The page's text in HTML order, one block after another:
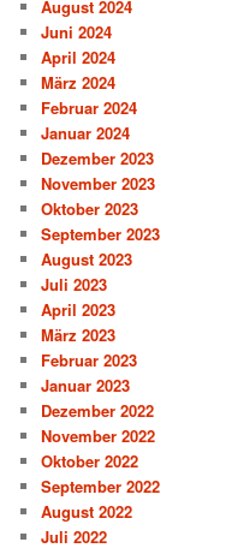
August 2024
Juni 2024
April 2024
März 2024
Februar 2024
Januar 2024
Dezember 2023
November 2023
Oktober 2023
September 2023
August 2023
Juli 2023
April 2023
März 2023
Februar 2023
Januar 2023
Dezember 2022
November 2022
Oktober 2022
September 2022
August 2022
Juli 2022